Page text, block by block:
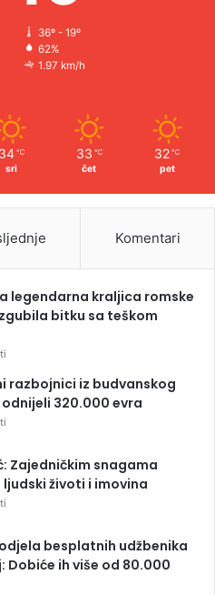
36º - 19º
62%
1.97 km/h
34 ℃
sri
33 ℃
čet
32 ℃
pet
Komentari
legendarna kraljica romske
bitku sa teškom
razbojnici iz budvanskog
320.000 evra
Zajedničkim snagama
ljudski životi i imovina
besplatnih udžbenika
Dobiće ih više od 80.000